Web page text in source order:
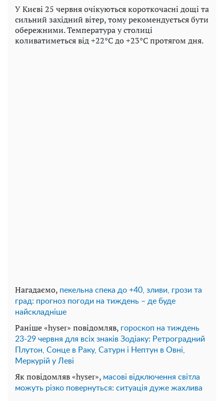
У Києві 25 червня очікуються короткочасні дощі та
сильний західний вітер, тому рекомендується бути
обережними. Температура у столиці
коливатиметься від +22°C до +23°C протягом дня.
Нагадаємо, пекельна спека до +40, зливи, грози та
град: прогноз погоди на тиждень – де буде
найскладніше
Раніше «hyser» повідомляв, гороскоп на тиждень
23-29 червня для всіх знаків Зодіаку: Ретроградний
Плутон, Сонце в Раку, Сатурн і Нептун в Овні,
Меркурій у Леві
Як повідомляв «hyser», масові відключення світла
можуть різко повернуться: ситуація дуже жахлива